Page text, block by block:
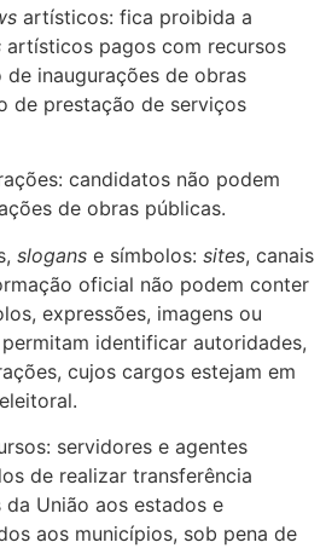
artísticos: fica proibida a
artísticos pagos com recursos
inaugurações de obras
de prestação de serviços
candidatos não podem
de obras públicas.
slogans e símbolos: sites, canais
oficial não podem conter
expressões, imagens ou
identificar autoridades,
cujos cargos estejam em
servidores e agentes
de realizar transferência
União aos estados e
aos municípios, sob pena de